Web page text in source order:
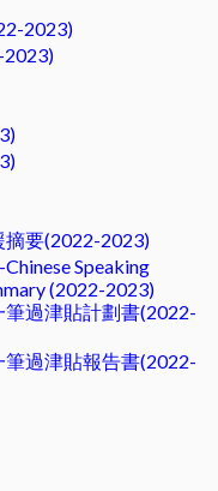
2023)
2023)
要(2022-2023)
Speaking
(2022-2023)
過津貼計劃書(2022-
過津貼報告書(2022-